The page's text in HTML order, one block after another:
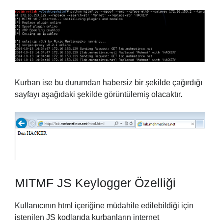
Kurban ise bu durumdan habersiz bir şekilde çağırdığı
sayfayı aşağıdaki şekilde görüntülemiş olacaktır.
MITMF JS Keylogger Özelliği
Kullanıcının html içeriğine müdahile edilebildiği için
istenilen JS kodlarıda kurbanların internet